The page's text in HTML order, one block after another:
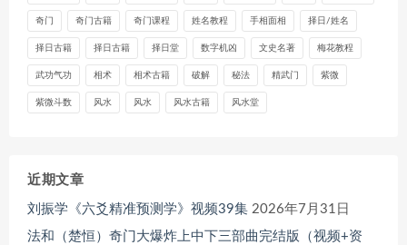
奇门 奇门古籍 奇门课程 姓名教程 手相面相 择日/姓名
择日古籍 择日古籍 择日堂 数字机凶 文史名著 梅花教程
武功气功 相术 相术古籍 破解 秘法 精武门 紫微
紫微斗数 风水 风水 风水古籍 风水堂
近期文章
刘振学《六爻精准预测学》视频39集 2026年7月31日
法和（楚恒）奇门大爆炸上中下三部曲完结版（视频+资